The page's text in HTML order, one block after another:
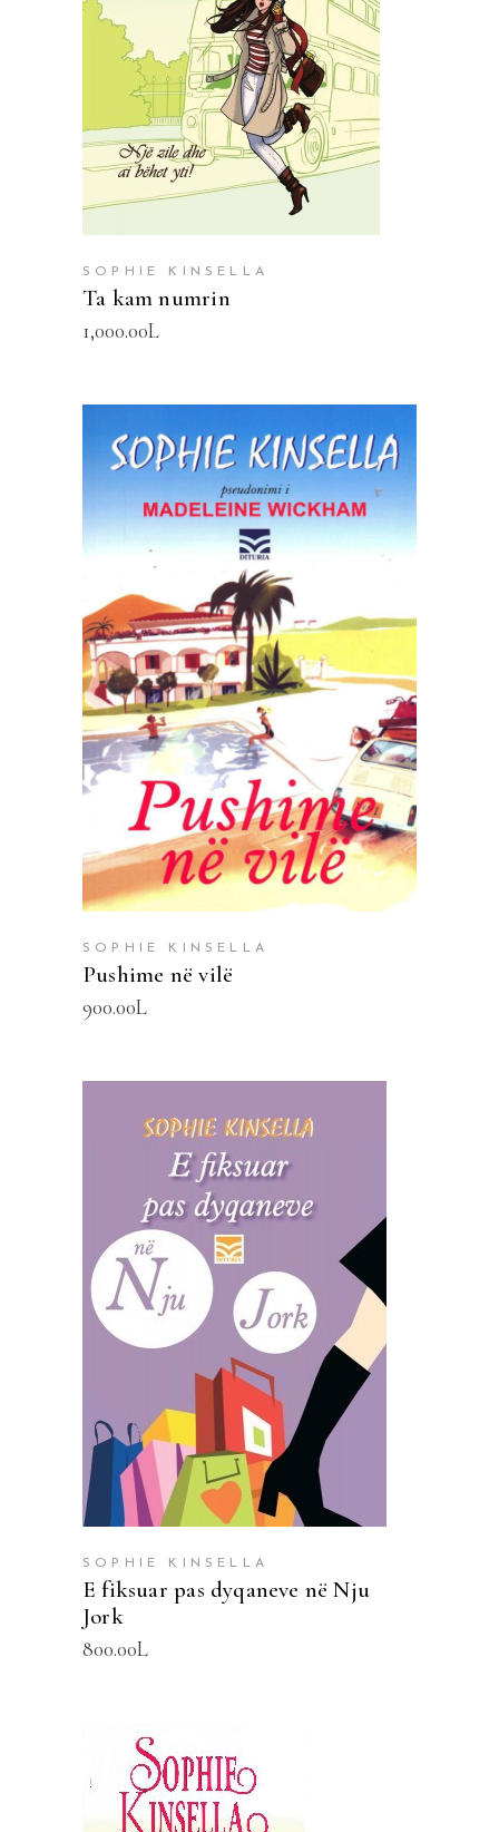
SHTOJE NË SHPORTË
SOPHIE KINSELLA
Ta kam numrin
1,000.00L
SHTOJE NË SHPORTË
SOPHIE KINSELLA
Pushime në vilë
900.00L
SHTOJE NË SHPORTË
SOPHIE KINSELLA
E fiksuar pas dyqaneve në Nju
Jork
800.00L